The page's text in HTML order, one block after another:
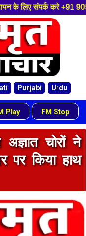
,हमारे यूट्यूब
Punjabi Urdu
Play - FM Stop
चोरों ने
पर किया हाथ